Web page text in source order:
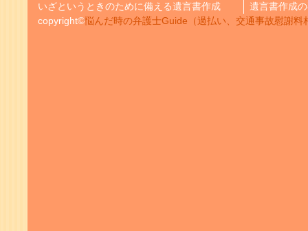
いざというときのために備える遺言書作成
遺言書作成
copyright©悩んだ時の弁護士Guide（過払い、交通事故慰謝料